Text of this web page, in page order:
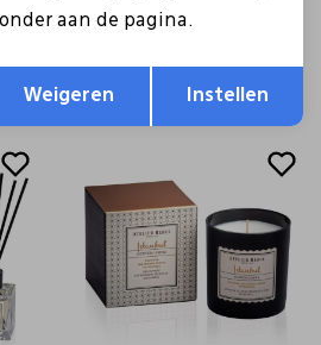
Atelier Rebul
18,00
Opslaan
aan de pagina.
Weigeren Instellen